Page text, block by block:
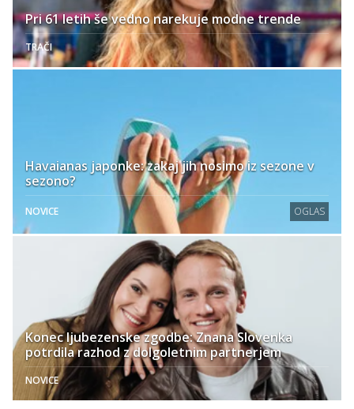
Pri 61 letih še vedno narekuje modne trende
TRAČI
Havaianas japonke: zakaj jih nosimo iz sezone v
sezono?
NOVICE OGLAS
Konec ljubezenske zgodbe: Znana Slovenka
potrdila razhod z dolgoletnim partnerjem
NOVICE